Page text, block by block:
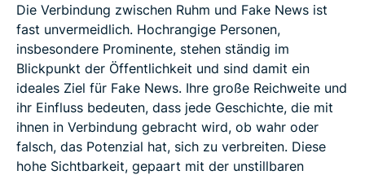
Die Verbindung zwischen Ruhm und Fake News ist
fast unvermeidlich. Hochrangige Personen,
insbesondere Prominente, stehen ständig im
Blickpunkt der Öffentlichkeit und sind damit ein
ideales Ziel für Fake News. Ihre große Reichweite und
ihr Einfluss bedeuten, dass jede Geschichte, die mit
ihnen in Verbindung gebracht wird, ob wahr oder
falsch, das Potenzial hat, sich zu verbreiten. Diese
hohe Sichtbarkeit, gepaart mit der unstillbaren